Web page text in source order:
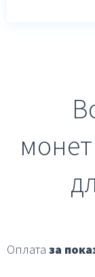
Оплата за